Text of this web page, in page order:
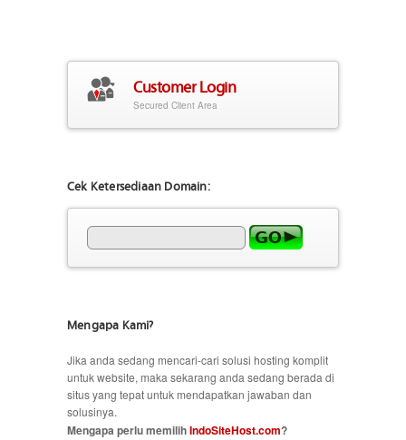
Customer Login
Secured Client Area
Cek Ketersediaan Domain:
Mengapa Kami?
Jika anda sedang mencari-cari solusi hosting komplit
untuk website, maka sekarang anda sedang berada di
situs yang tepat untuk mendapatkan jawaban dan
solusinya.
Mengapa perlu memilihIndoSiteHost.com?